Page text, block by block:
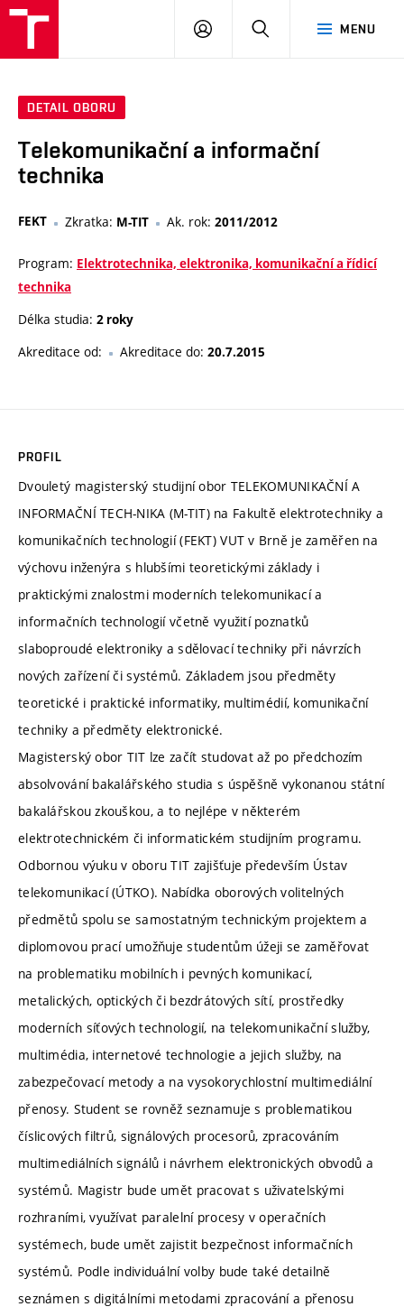
MENU
PŘIHLÁSIT
DETAIL OBORU
Telekomunikační a informační
technika
FEKT Zkratka: M-TIT Ak. rok: 2011/2012
Program: Elektrotechnika, elektronika, komunikační a řídicí
technika
Délka studia: 2 roky
Akreditace od: Akreditace do: 20.7.2015
PROFIL
Dvouletý magisterský studijní obor TELEKOMUNIKAČNÍ A
INFORMAČNÍ TECH-NIKA (M-TIT) na Fakultě elektrotechniky a
komunikačních technologií (FEKT) VUT v Brně je zaměřen na
výchovu inženýra s hlubšími teoretickými základy i
praktickými znalostmi moderních telekomunikací a
informačních technologií včetně využití poznatků
slaboproudé elektroniky a sdělovací techniky při návrzích
nových zařízení či systémů. Základem jsou předměty
teoretické i praktické informatiky, multimédií, komunikační
techniky a předměty elektronické.
Magisterský obor TIT lze začít studovat až po předchozím
absolvování bakalářského studia s úspěšně vykonanou státní
bakalářskou zkouškou, a to nejlépe v některém
elektrotechnickém či informatickém studijním programu.
Odbornou výuku v oboru TIT zajišťuje především Ústav
telekomunikací (ÚTKO). Nabídka oborových volitelných
předmětů spolu se samostatným technickým projektem a
diplomovou prací umožňuje studentům úžeji se zaměřovat
na problematiku mobilních i pevných komunikací,
metalických, optických či bezdrátových sítí, prostředky
moderních síťových technologií, na telekomunikační služby,
multimédia, internetové technologie a jejich služby, na
zabezpečovací metody a na vysokorychlostní multimediální
přenosy. Student se rovněž seznamuje s problematikou
číslicových filtrů, signálových procesorů, zpracováním
multimediálních signálů i návrhem elektronických obvodů a
systémů. Magistr bude umět pracovat s uživatelskými
rozhraními, využívat paralelní procesy v operačních
systémech, bude umět zajistit bezpečnost informačních
systémů. Podle individuální volby bude také detailně
seznámen s digitálními metodami zpracování a přenosu